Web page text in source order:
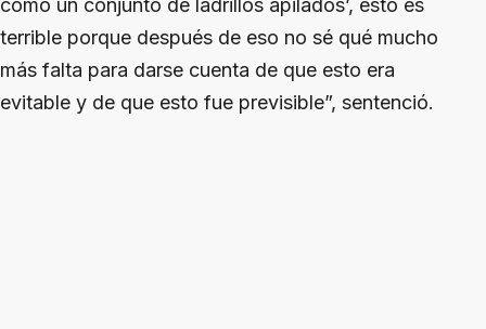
como un conjunto de ladrillos apilados’, esto es
terrible porque después de eso no sé qué mucho
más falta para darse cuenta de que esto era
evitable y de que esto fue previsible”, sentenció.